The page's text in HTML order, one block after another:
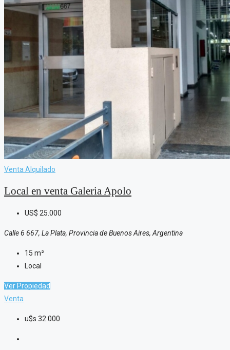
Venta Alquilado
Local en venta Galeria Apolo
US$ 25.000
Calle 6 667, La Plata, Provincia de Buenos Aires, Argentina
15 m²
Local
Ver Propiedad
Venta
u$s 32.000